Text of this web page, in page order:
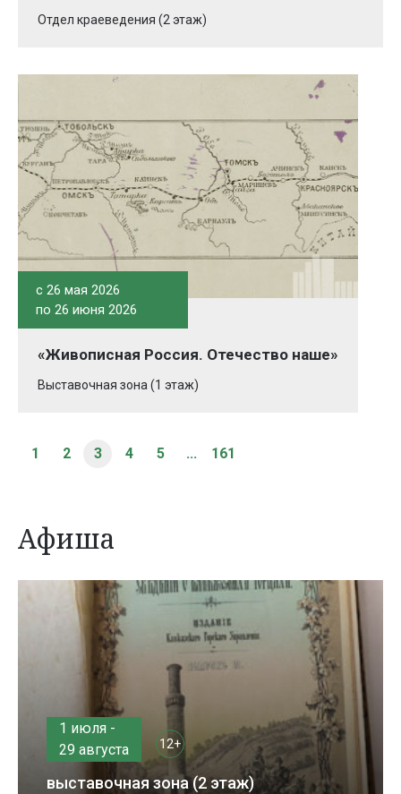
Отдел краеведения (2 этаж)
c 26 мая 2026
по 26 июня 2026
«Живописная Россия. Отечество наше»
Выставочная зона (1 этаж)
1 2 3 4 5 ... 161
Афиша
1 июля -
29 августа
12+
выставочная зона (2 этаж)